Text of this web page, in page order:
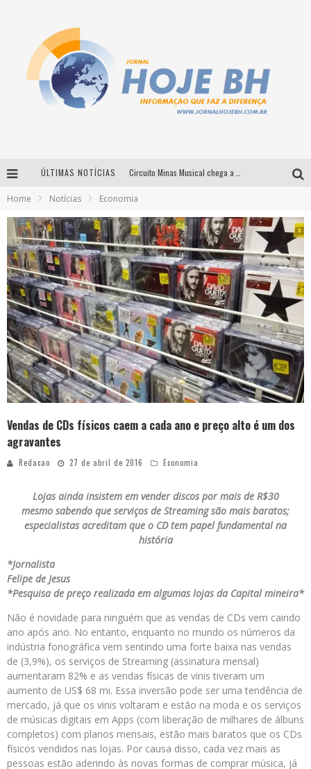
ÚLTIMAS NOTÍCIAS
Simone celebra a força feminina e sua trajetória histórica na MPB em novo show “Que mulher é essa!?” em Belo Horizonte
Milton Guedes traz turnê “Milton Canta Lulu” a Belo Horizonte
Home Notícias Economia
Vendas de CDs físicos caem a cada ano e preço alto é um dos
agravantes
Redacao 27 de abril de 2016 Economia
Lojas ainda insistem em vender discos por mais de R$30
mesmo sabendo que serviços de Streaming são mais baratos;
especialistasacreditam que o CD tem papel fundamental na
história
*Jornalista
Felipe de Jesus
*Pesquisa de preço realizada em algumas lojas da Capital mineira*
Não é novidade para ninguém que as vendas de CDs vem caindo
ano após ano. No entanto, enquanto no mundo os números da
indústria fonográfica vem sentindo uma forte baixa nas vendas
de (3,9%), os serviços de Streaming (assinatura mensal)
aumentaram 82% e as vendas físicas de vinis tiveram um
aumento de US$ 68 mi. Essa inversão pode ser uma tendência de
mercado, já que os vinis voltaram e estão na moda e os serviços
de músicas digitais em Apps (com liberação de milhares de álbuns
completos) com planos mensais, estão mais baratos que os CDs
físicos vendidos nas lojas. Por causa disso, cada vez mais as
pessoas estão aderindo às novas formas de comprar música, já